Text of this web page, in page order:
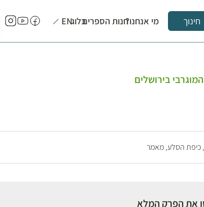
חינוך מי אנחנו?חנות הספריםבלוגEN
בירושלים
כיפת הסלע,מאמר
את הפרק המלא